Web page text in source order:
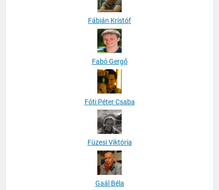
Fábián Kristóf
Fabó Gergő
Fóti Péter Csaba
Füzesi Viktória
Gaál Béla